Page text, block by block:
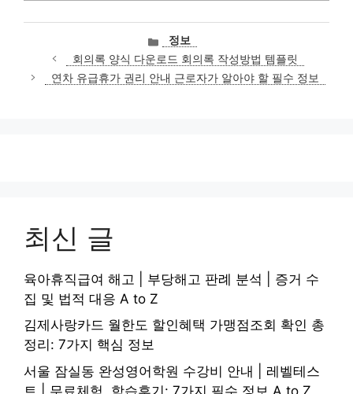
카
테
고
리
정보
회의록 양식 다운로드 회의록 작성방법 템플릿
연차 유급휴가 권리 안내 근로자가 알아야 할 필수 정보
최신 글
육아휴직급여 해고 | 부당해고 판례 분석 | 증거 수
집 및 법적 대응 A to Z
김제사랑카드 월한도 할인혜택 가맹점조회 확인 총
정리: 7가지 핵심 정보
서울 잠실동 완성영어학원 수강비 안내 | 레벨테스
트 | 무료체험, 학습후기: 7가지 필수 정보 A to Z